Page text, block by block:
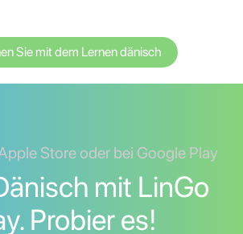
Sie mit dem Lernen dänisch
Store oder bei Google Play
mit LinGo
Probier es!